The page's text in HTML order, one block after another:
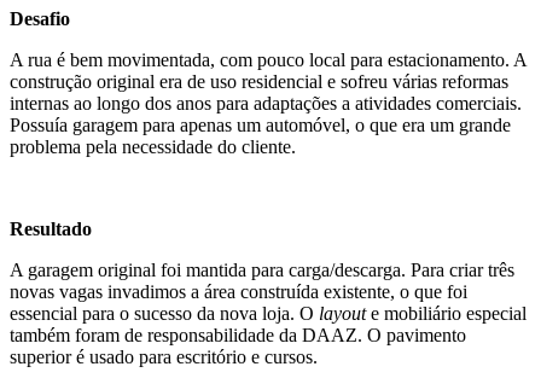
Desafio
A rua é bem movimentada, com pouco local para estacionamento. A
construção original era de uso residencial e sofreu várias reformas
internas ao longo dos anos para adaptações a atividades comerciais.
Possuía garagem para apenas um automóvel, o que era um grande
problema pela necessidade do cliente.
Resultado
A garagem original foi mantida para carga/descarga. Para criar três
novas vagas invadimos a área construída existente, o que foi
essencial para o sucesso da nova loja. O layoute mobiliário especial
também foram de responsabilidade da DAAZ. O pavimento
superior é usado para escritório e cursos.